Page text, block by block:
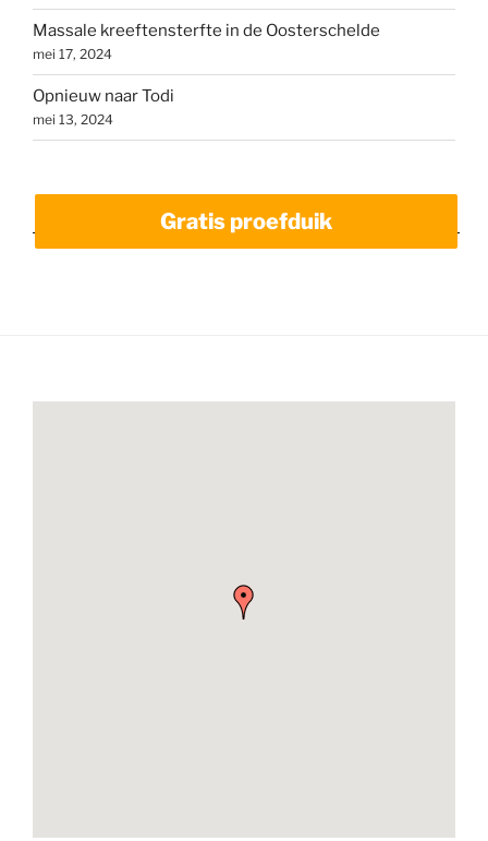
Massale kreeftensterfte in de Oosterschelde
mei 17, 2024
Opnieuw naar Todi
mei 13, 2024
Gratis proefduik